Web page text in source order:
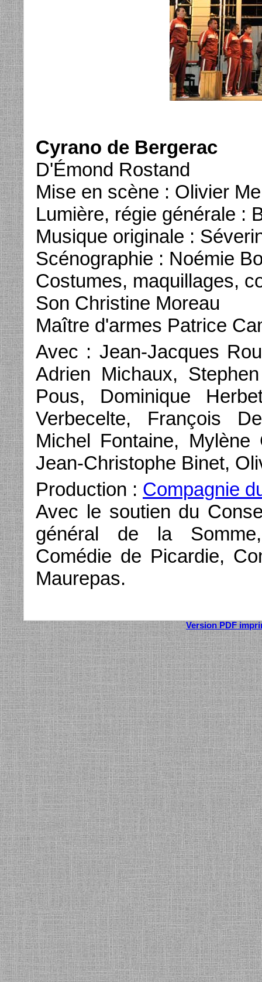
Cyrano de Bergerac
D'Émond Rostand
Mise en scène : Olivier
Lumière, régie générale :
Musique originale :
Scénographie : Noémie
Costumes, maquillages,
Son Christine Moreau
Maître d'armes Patrice
Avec : Jean-Jacques
Adrien Michaux,
Pous, Dominique
Verbecelte, François
Michel Fontaine, Mylène
Jean-Christophe Binet,
Production : Compagnie
Avec le soutien du
général de la
Comédie de Picardie,
Maurepas.
Version PDF